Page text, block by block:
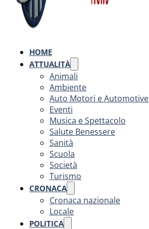
HOME
ATTUALITÀ
Animali
Ambiente
Auto Motori e Automotive
Eventi
Musica e Spettacolo
Salute Benessere
Sanità
Scuola
Società
Turismo
CRONACA
Cronaca nazionale
Locale
POLITICA